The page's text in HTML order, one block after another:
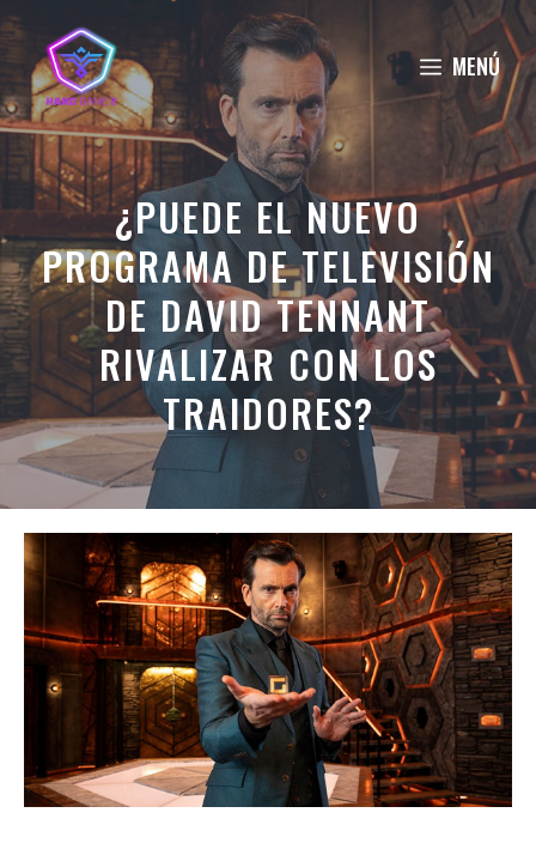
Saltar
al
contenido
MENÚ
¿PUEDE EL NUEVO
PROGRAMA DE TELEVISIÓN
DE DAVID TENNANT
RIVALIZAR CON LOS
TRAIDORES?